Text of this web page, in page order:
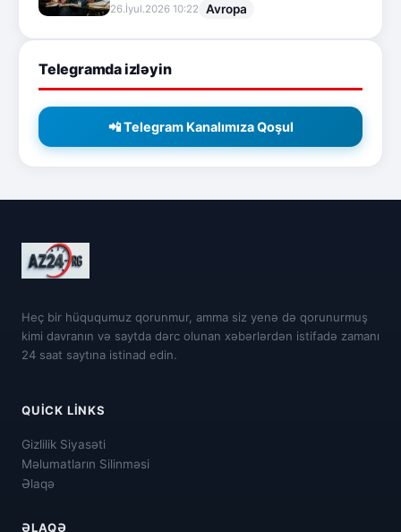
26.İyul.2026 10:22 Avropa
Telegramda izləyin
📲 Telegram Kanalımıza Qoşul
Heç bir hüququmuz qorunmur, amma siz yenə də qorunurmuş
kimi davranın və saytda dərc olunan xəbərlərdən istifadə zamanı
24 saat saytına istinad edin.
QUICK LINKS
Gizlilik Siyasəti
Məlumatların Silinməsi
Əlaqə
ƏLAQƏ